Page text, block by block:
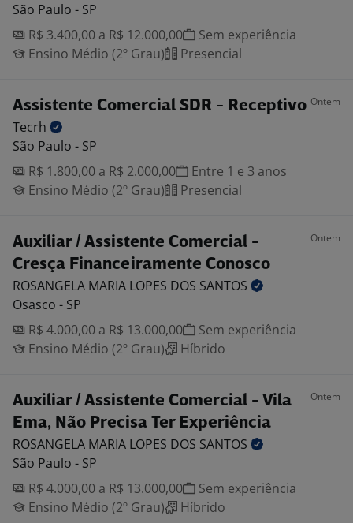
São Paulo - SP
R$ 3.400,00 a R$ 12.000,00
Sem experiência
Ensino Médio (2º Grau)
Presencial
Assistente Comercial SDR - Receptivo Ontem
Tecrh
São Paulo - SP
R$ 1.800,00 a R$ 2.000,00
Entre 1 e 3 anos
Ensino Médio (2º Grau)
Presencial
Auxiliar / Assistente Comercial -
Cresça Financeiramente Conosco
Ontem
ROSANGELA MARIA LOPES DOS SANTOS
Osasco - SP
R$ 4.000,00 a R$ 13.000,00
Sem experiência
Ensino Médio (2º Grau)
Híbrido
Auxiliar / Assistente Comercial - Vila
Ema, Não Precisa Ter Experiência
Ontem
ROSANGELA MARIA LOPES DOS SANTOS
São Paulo - SP
R$ 4.000,00 a R$ 13.000,00
Sem experiência
Ensino Médio (2º Grau)
Híbrido